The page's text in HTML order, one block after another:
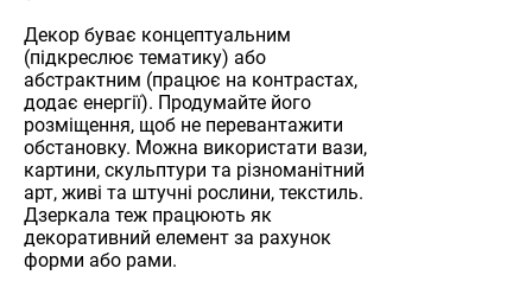
Декор буває концептуальним
(підкреслює тематику) або
абстрактним (працює на контрастах,
додає енергії). Продумайте його
розміщення, щоб не перевантажити
обстановку. Можна використати вази,
картини, скульптури та різноманітний
арт, живі та штучні рослини, текстиль.
Дзеркала теж працюють як
декоративний елемент за рахунок
форми або рами.